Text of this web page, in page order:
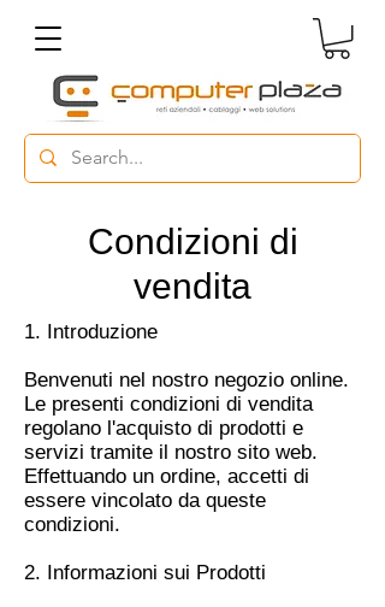
Condizioni di
vendita
1. Introduzione
Benvenuti nel nostro negozio online.
Le presenti condizioni di vendita
regolano l'acquisto di prodotti e
servizi tramite il nostro sito web.
Effettuando un ordine, accetti di
essere vincolato da queste
condizioni.
2. Informazioni sui Prodotti